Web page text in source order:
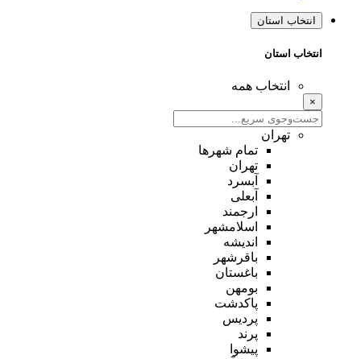
انتخاب استان
انتخاب استان
انتخاب همه
×
تهران
تمام شهر‌ها
تهران
آبسرد
آبعلی
ارجمند
اسلامشهر
اندیشه
باقرشهر
باغستان
بومهن
پاکدشت
پردیس
پرند
پیشوا